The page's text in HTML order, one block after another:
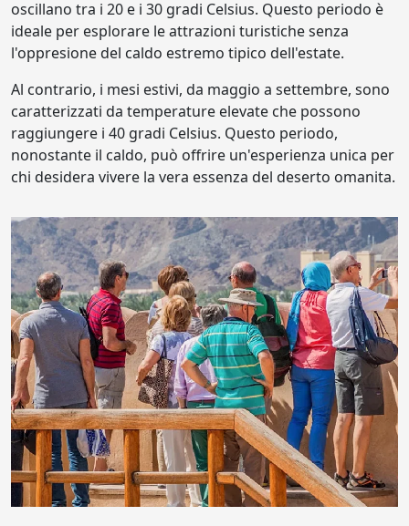
oscillano tra i 20 e i 30 gradi Celsius. Questo periodo è
ideale per esplorare le attrazioni turistiche senza
l'oppresione del caldo estremo tipico dell'estate.
Al contrario, i mesi estivi, da maggio a settembre, sono
caratterizzati da temperature elevate che possono
raggiungere i 40 gradi Celsius. Questo periodo,
nonostante il caldo, può offrire un'esperienza unica per
chi desidera vivere la vera essenza del deserto omanita.